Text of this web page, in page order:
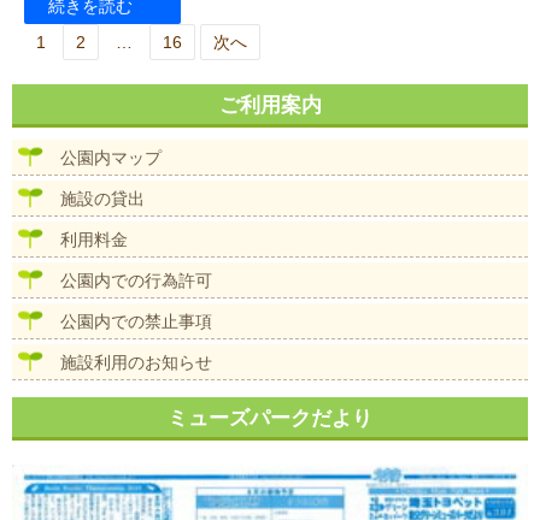
続きを読む
投
ー
ジ
送
り
1 2 16 次へ
ご利用案内
公園内マップ
施設の貸出
利用料金
公園内での行為許可
公園内での禁止事項
施設利用のお知らせ
ミューズパークだより